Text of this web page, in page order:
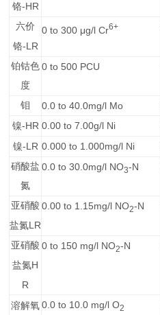
铬-HR
六价
铬-LR
0 to 300 μg/l Cr6+
铂钴色
度
0 to 500 PCU
钼 0.0 to 40.0mg/l Mo
镍-HR 0.00 to 7.00g/l Ni
镍-LR 0.000 to 1.000mg/l Ni
硝酸盐
氮
0.0 to 30.0mg/l NO3-N
亚硝酸
盐氮LR
0.00 to 1.15mg/l NO2-N
亚硝酸
盐氮H
R
0 to 150 mg/l NO2-N
溶解氧 0.0 to 10.0 mg/l O2